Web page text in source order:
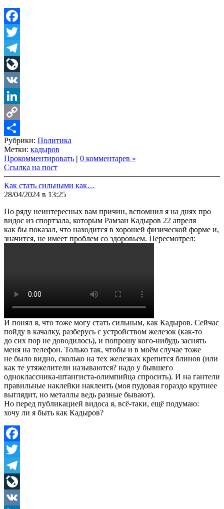
Facebook
Twitter
Telegram
LiveJournal
VK
LinkedIn
Copy
Link
Share
Рубрики: Политика
Метки: кадыров
Прокомментировать | 0 комментарев »
Ссылка на пост
Как стать сильными как…
28/04/2024 в 13:25
По ряду неинтересных вам причин, вспомнил я на днях про
видос из спортзала, которым Рамзан Кадыров 22 апреля
как бы показал, что находится в хорошей физической форме и,
значится, не имеет проблем со здоровьем. Пересмотрел:
И понял я, что тоже могу стать сильным, как Кадыров. Сейчас
пойду в качалку, разберусь с устройством железок (как-то
до сих пор не доводилось), и попрошу кого-нибудь заснять
меня на телефон. Только так, чтобы и в моём случае тоже
не было видно, сколько на тех железках крепится блинов (или
как те утяжелители называются? надо у бывшего
одноклассника-штангиста-олимпийца спросить). И на гантели
правильные наклейки наклеить (моя пудовая гораздо крупнее
выглядит, но металлы ведь разные бывают).
Но перед публикацией видоса я, всё-таки, ещё подумаю:
хочу ли я быть как Кадыров?
Facebook
Twitter
Telegram
LiveJournal